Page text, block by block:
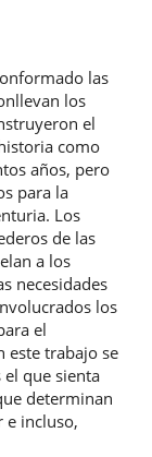
las
los
el
como
años, pero
para la
Los
de las
a los
necesidades
los
el
este trabajo se
que sienta
determinan
e incluso,